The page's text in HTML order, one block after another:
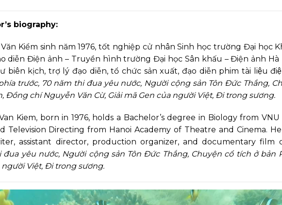
biography:
Kiểm sinh năm 1976, tốt nghiệp cử nhân Sinh học trường Đại học
diễn Điện ảnh – Truyền hình trường Đại học Sân khấu – Điện ảnh Hà
biên kịch, trợ lý đạo diễn, tổ chức sản xuất, đạo diễn phim tài liệu
trước, 70 năm thi đua yêu nước, Người cộng sản Tôn Đức Thắng,
Đồng chí Nguyễn Văn Cừ, Giải mã Gen của người Việt, Đi trong sương.
Kiem, born in 1976, holds a Bachelor’s degree in Biology from
Television Directing from Hanoi Academy of Theatre and Cinema.
assistant director, production organizer, and documentary film
yêu nước, Người cộng sản Tôn Đức Thắng, Chuyện cổ tích ở bản
Việt, Đi trong sương.